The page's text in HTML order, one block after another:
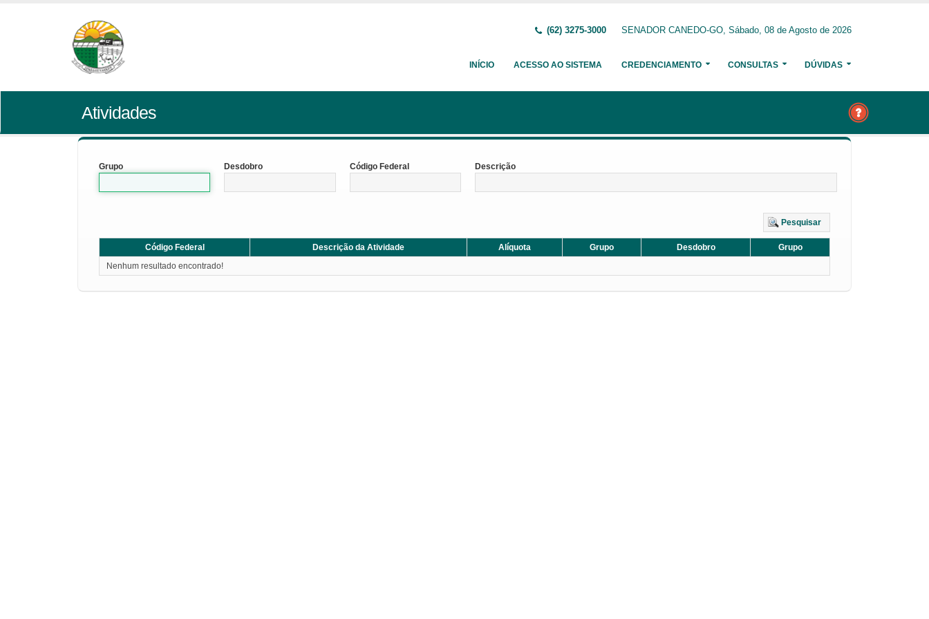
(62) 3275-3000 SENADOR CANEDO-GO, Sábado, 08 de Agosto de 2026
INÍCIO ACESSO AO SISTEMA CREDENCIAMENTO CONSULTAS DÚVIDAS
Atividades
Grupo Desdobro Código Federal Descrição
Pesquisar
Código Federal Descrição da Atividade Alíquota Grupo Desdobro
Grupo
Nenhum resultado encontrado!